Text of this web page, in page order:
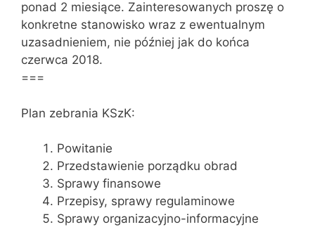
ponad 2 miesiące. Zainteresowanych proszę o
konkretne stanowisko wraz z ewentualnym
uzasadnieniem, nie później jak do końca
czerwca 2018.
===
Plan zebrania KSzK:
Powitanie
Przedstawienie porządku obrad
Sprawy finansowe
Przepisy, sprawy regulaminowe
Sprawy organizacyjno-informacyjne